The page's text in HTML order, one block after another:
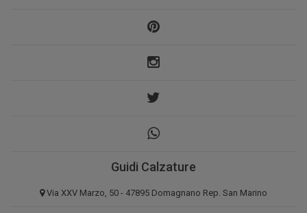
Guidi Calzature
Via XXV Marzo, 50 - 47895 Domagnano Rep. San Marino